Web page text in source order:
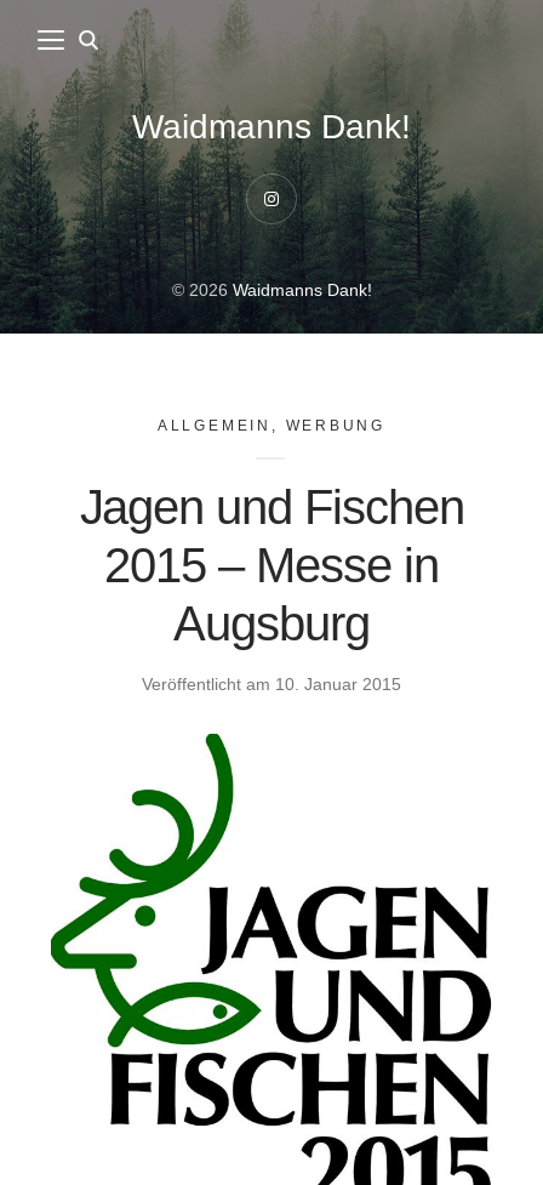
Waidmanns Dank!
Instagram
© 2026Waidmanns Dank!
ALLGEMEIN WERBUNG
Jagen und Fischen
2015 – Messe in
Augsburg
Veröffentlicht am 10. Januar 2015